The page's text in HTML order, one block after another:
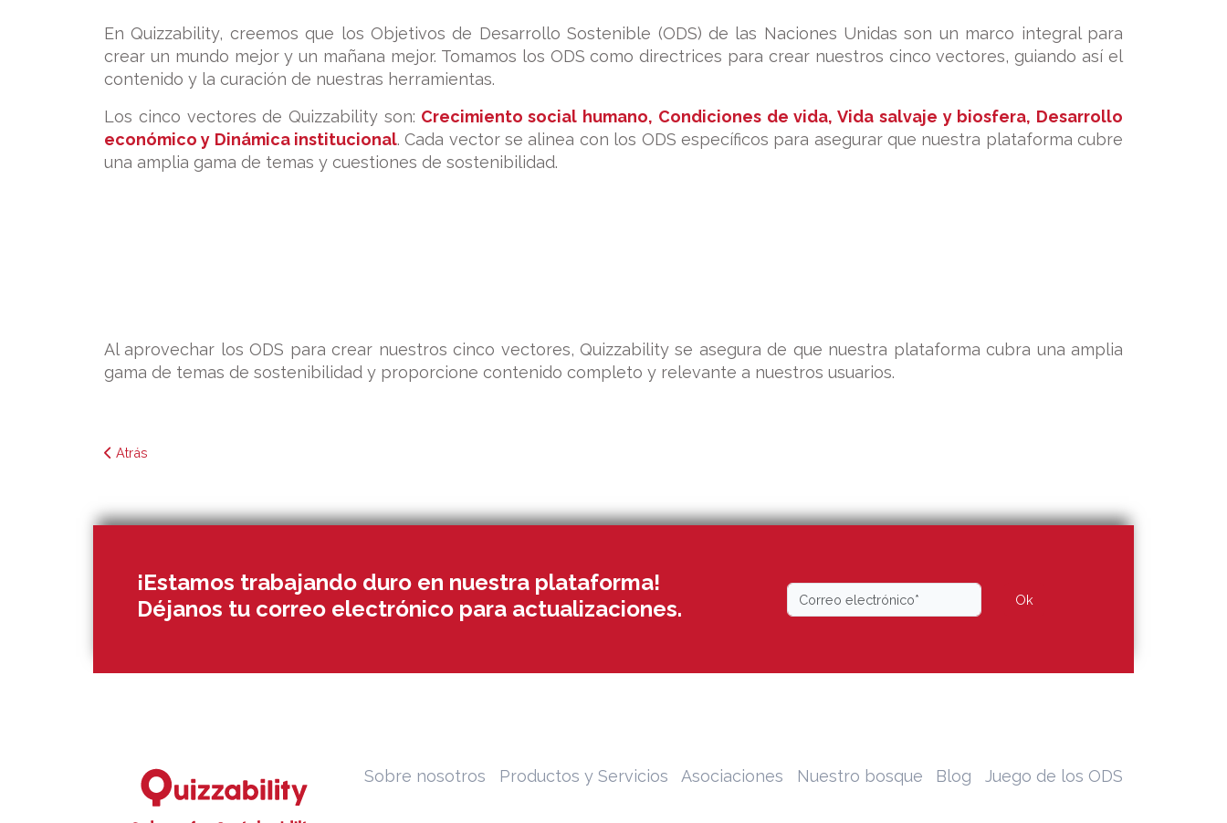
En Quizzability, creemos que los Objetivos de Desarrollo Sostenible (ODS) de las Naciones Unidas son un marco integral para
crear un mundo mejor y un mañana mejor. Tomamos los ODS como directrices para crear nuestros cinco vectores, guiando así el
contenido y la curación de nuestras herramientas.
Los cinco vectores de Quizzability son: Crecimiento social humano, Condiciones de vida, Vida salvaje y biosfera, Desarrollo
económico y Dinámica institucional. Cada vector se alinea con los ODS específicos para asegurar que nuestra plataforma cubre
una amplia gama de temas y cuestiones de sostenibilidad.
Al aprovechar los ODS para crear nuestros cinco vectores, Quizzability se asegura de que nuestra plataforma cubra una amplia
gama de temas de sostenibilidad y proporcione contenido completo y relevante a nuestros usuarios.
Atrás
¡Estamos trabajando duro en nuestra plataforma!
Déjanos tu correo electrónico para actualizaciones.
Ok
Sobre nosotros Productos y Servicios Asociaciones Nuestro bosque Blog Juego de los ODS